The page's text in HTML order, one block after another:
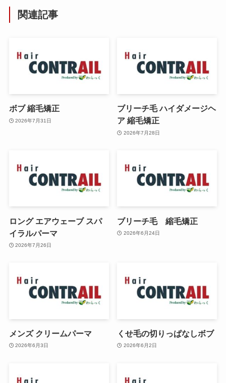
関連記事
ボブ 縮毛矯正
2026年7月31日
ブリーチ毛 ハイダメージヘ
ア 縮毛矯正
2026年7月28日
ロング エアウェーブ スパ
イラルパーマ
2026年7月26日
ブリーチ毛 縮毛矯正
2026年6月24日
メンズ クリームパーマ
2026年6月3日
くせ毛の切りっぱなしボブ
2026年6月2日